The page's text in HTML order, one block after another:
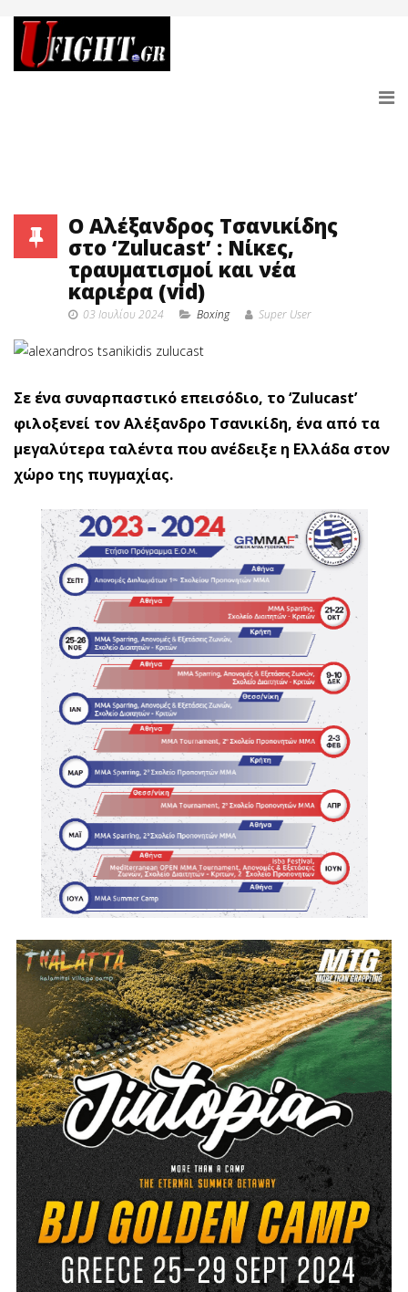
Ο Αλέξανδρος Τσανικίδης
στο ‘Zulucast’ : Νίκες,
τραυματισμοί και νέα
καριέρα (vid)
03 Ιουλίου 2024 Boxing Super User
Σε ένα συναρπαστικό επεισόδιο, το ‘Zulucast’
φιλοξενεί τον Αλέξανδρο Τσανικίδη, ένα από τα
μεγαλύτερα ταλέντα που ανέδειξε η Ελλάδα στον
χώρο της πυγμαχίας.